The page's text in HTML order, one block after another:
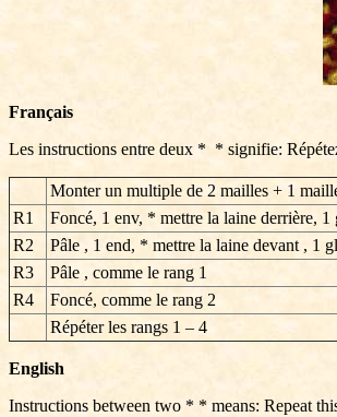
Français
Les instructions entre deux * * signifie:
Monter un multiple de 2 mailles + 1
R1
Foncé, 1 env, * mettre la laine derrière, 1
R2
Pâle , 1 end, * mettre la laine devant , 1
R3
Pâle , comme le rang 1
R4
Foncé, comme le rang 2
Répéter les rangs 1 – 4
English
Instructions between two * * means: Repeat